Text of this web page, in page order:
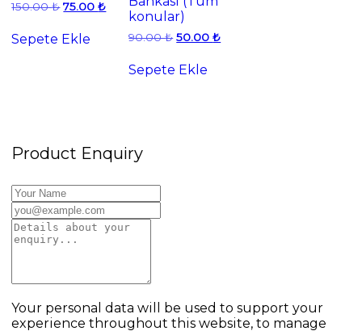
150.00₺ Orijinal
150.00 ₺.
75.00₺Şu
andaki
fiyat:
75.00 ₺.
Sepete Ekle
konular)
90.00₺ Orijinal
90.00 ₺.
50.00₺Şu
Sepete Ekle
Product Enquiry
Your personal data will be used to support your
experience throughout this website, to manage